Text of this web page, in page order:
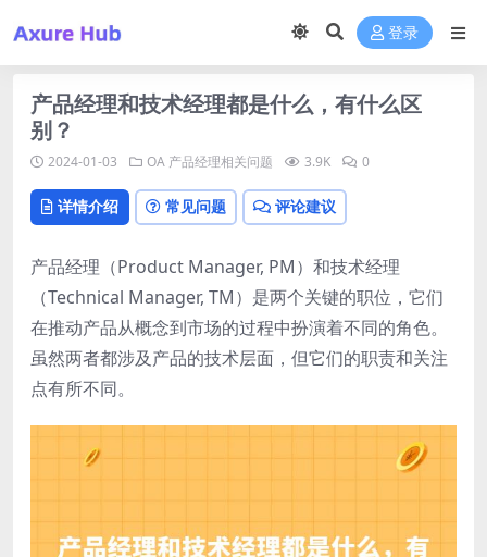
登录
产品经理和技术经理都是什么，有什么区
别？
2024-01-03 OA 产品经理相关问题 3.9K 0
详情介绍 常见问题 评论建议
产品经理（Product Manager, PM）和技术经理
（Technical Manager, TM）是两个关键的职位，它们
在推动产品从概念到市场的过程中扮演着不同的角色。
虽然两者都涉及产品的技术层面，但它们的职责和关注
点有所不同。